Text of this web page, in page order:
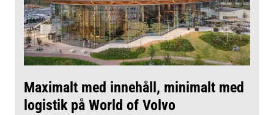
Maximalt med innehåll, minimalt med
logistik på World of Volvo